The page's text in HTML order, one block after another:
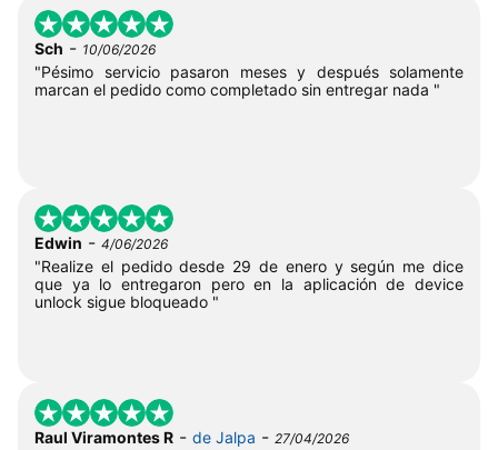
Sch - 10/06/2026
"Pésimo servicio pasaron meses y después solamente
marcan el pedido como completado sin entregar nada "
Edwin - 4/06/2026
"Realize el pedido desde 29 de enero y según me dice
que ya lo entregaron pero en la aplicación de device
unlock sigue bloqueado "
Raul Viramontes R - de Jalpa - 27/04/2026